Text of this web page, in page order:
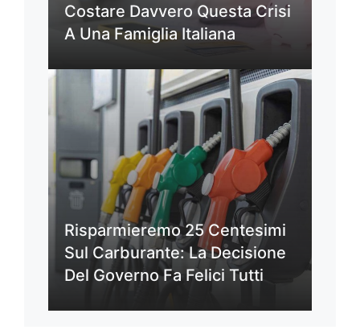
Costare Davvero Questa Crisi
A Una Famiglia Italiana
Risparmieremo 25 Centesimi
Sul Carburante: La Decisione
Del Governo Fa Felici Tutti